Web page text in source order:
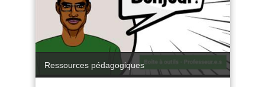
Catégorie
Ressources pédagogiques